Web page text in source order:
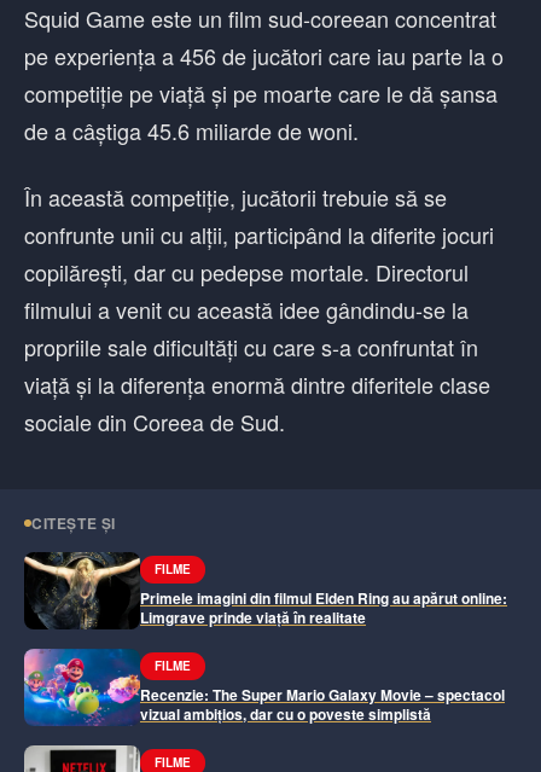
Squid Game este un film sud-coreean concentrat
pe experiența a 456 de jucători care iau parte la o
competiție pe viață și pe moarte care le dă șansa
de a câștiga 45.6 miliarde de woni.
În această competiție, jucătorii trebuie să se
confrunte unii cu alții, participând la diferite jocuri
copilărești, dar cu pedepse mortale. Directorul
filmului a venit cu această idee gândindu-se la
propriile sale dificultăți cu care s-a confruntat în
viață și la diferența enormă dintre diferitele clase
sociale din Coreea de Sud.
CITEȘTE ȘI
FILME
Primele imagini din filmul Elden Ring au apărut online:
Limgrave prinde viață în realitate
FILME
Recenzie: The Super Mario Galaxy Movie – spectacol
vizual ambițios, dar cu o poveste simplistă
FILME